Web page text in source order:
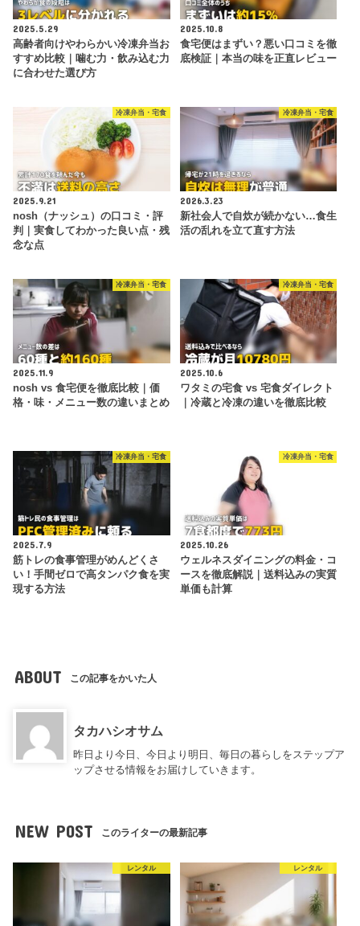
2025.5.29
高齢者向けやわらかい冷凍弁当お
すすめ比較｜噛む力・飲み込む力
に合わせた選び方
2025.10.8
食宅便はまずい？悪い口コミを徹
底検証｜本当の味を正直レビュー
冷凍弁当・宅食
2025.9.21
nosh（ナッシュ）の口コミ・評
判｜実食してわかった良い点・残
念な点
冷凍弁当・宅食
2026.3.23
新社会人で自炊が続かない…食生
活の乱れを立て直す方法
冷凍弁当・宅食
2025.11.9
nosh vs 食宅便を徹底比較｜価
格・味・メニュー数の違いまとめ
冷凍弁当・宅食
2025.10.6
ワタミの宅食 vs 宅食ダイレクト
｜冷蔵と冷凍の違いを徹底比較
冷凍弁当・宅食
2025.7.9
筋トレの食事管理がめんどくさ
い！手間ゼロで高タンパク食を実
現する方法
冷凍弁当・宅食
2025.10.26
ウェルネスダイニングの料金・コ
ースを徹底解説｜送料込みの実質
単価も計算
ABOUT この記事をかいた人
タカハシオサム
昨日より今日、今日より明日、毎日の暮らしをステップア
ップさせる情報をお届けしていきます。
NEW POST このライターの最新記事
レンタル レンタル